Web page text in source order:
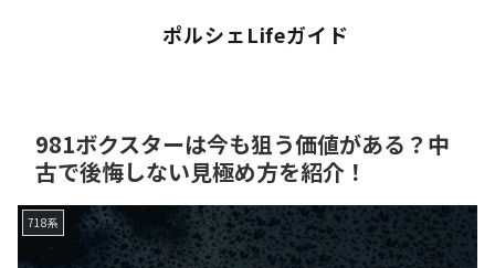
ポルシェLifeガイド
981ボクスターは今も狙う価値がある？中
古で後悔しない見極め方を紹介！
718系